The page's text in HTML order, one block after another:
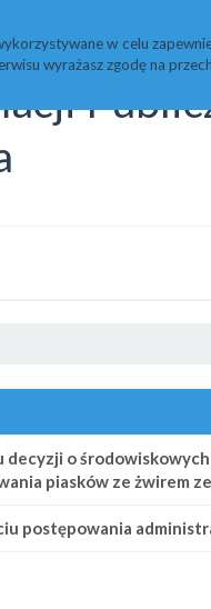
w celu
wyrażasz zgodę na
decyzji o
piasków ze żwirem ze
postępowania